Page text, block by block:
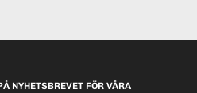
NYHETSBREVET FÖR VÅRA